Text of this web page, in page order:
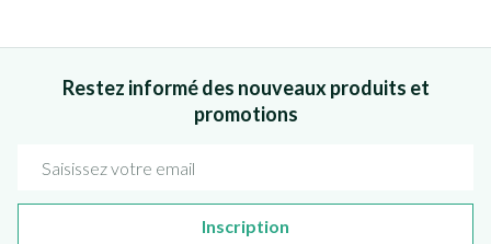
Restez informé des nouveaux produits et
promotions
Inscription